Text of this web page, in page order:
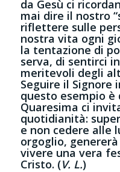
da Gesù ci
mai dire il nostro
riflettere sulle
nostra vita ogni
la tentazione di
serva, di sentirci
meritevoli degli
Seguire il Signore
questo esempio è
Quaresima ci
quotidianità:
e non cedere alle
orgoglio,
vivere una vera
Cristo. (V. L.)